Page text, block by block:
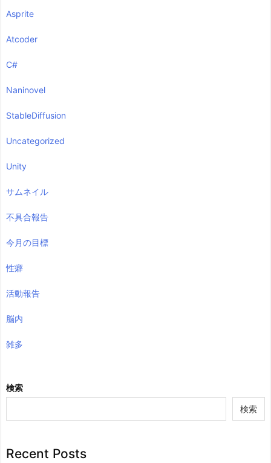
Asprite
Atcoder
C#
Naninovel
StableDiffusion
Uncategorized
Unity
サムネイル
不具合報告
今月の目標
性癖
活動報告
脳内
雑多
検索
検索
Recent Posts